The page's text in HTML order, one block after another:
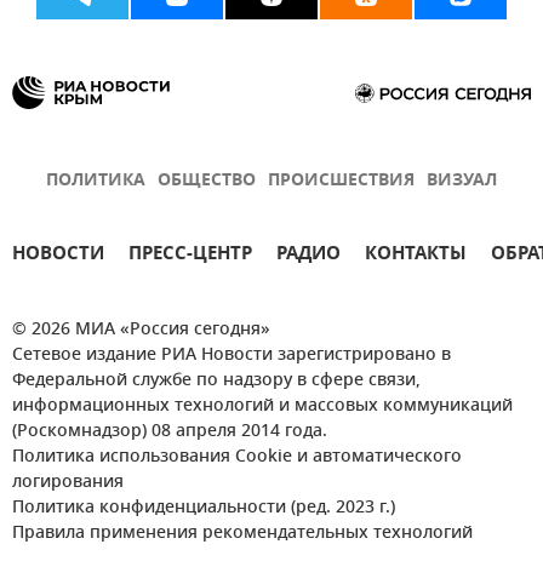
ПОЛИТИКА ОБЩЕСТВО ПРОИСШЕСТВИЯ ВИЗУАЛ
НОВОСТИ ПРЕСС-ЦЕНТР РАДИО КОНТАКТЫ
© 2026 МИА «Россия сегодня»
Сетевое издание РИА Новости зарегистрировано в
Федеральной службе по надзору в сфере связи,
информационных технологий и массовых коммуникаций
(Роскомнадзор) 08 апреля 2014 года.
Политика использования Cookie и автоматического
логирования
Политика конфиденциальности (ред. 2023 г.)
Правила применения рекомендательных технологий